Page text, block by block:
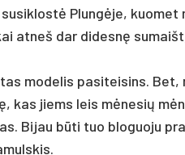
Plungė­je,
at­neš dar di­desnę
mo­de­lis pa­si­tei­sins.
kas jiems leis mėne­sių
Bi­jau būti tuo blo­guo­ju